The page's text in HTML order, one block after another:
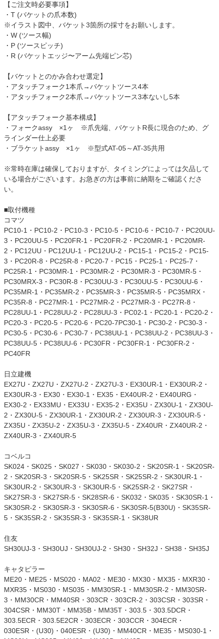
【ご注文時必要事項】
・T (バケットの爪本数)
※イラスト図中、バケット3箇所の採寸をお願いします。
・W (ツース幅)
・P (ツースピッチ)
・R (バケットエッジ〜アーム先端ピン芯)
【バケットとのかみ合わせ選定】
・アタッチフォーク1本爪→バケットツース4本
・アタッチフォーク2本爪→バケットツース3本ないし5本
【アタッチフォーク基本構成】
・フォークassy ×1ヶ ※爪先端、バケットR長に現合のため、グ
ラインダー仕上必要
・ブラケットassy ×1ヶ ※型式AT-05～AT-35共用
※常時在庫は確保しておりますが、タイミングによっては欠品して
いる場合がございます。お急ぎの方は事前に納期をご確認くださ
い。
■取付機種
コマツ
PC10-1・PC10-2・PC10-3・PC10-5・PC10-6・PC10-7・PC20UU-
3・PC20UU-5・PC20FR-1・PC20FR-2・PC20MR-1・PC20MR-
2・PC12UU・PC12UU-1・PC12UU-2・PC15-1・PC15-2・PC15-
3・PC20R-8・PC25R-8・PC20-7・PC15・PC25-1・PC25-7・
PC25R-1・PC30MR-1・PC30MR-2・PC30MR-3・PC30MR-5・
PC30MRX-3・PC30R-8・PC30UU-3・PC30UU-5・PC30UU-6・
PC35MR-1・PC35MR-2・PC35MR-3・PC35MR-5・PC35MRX・
PC35R-8・PC27MR-1・PC27MR-2・PC27MR-3・PC27R-8・
PC28UU-1・PC28UU-2・PC28UU-3・PC02-1・PC20-1・PC20-2・
PC20-3・PC20-5・PC20-6・PC20-7PC30-1・PC30-2・PC30-3・
PC30-5・PC30-6・PC30-7・PC38UU-1・PC38UU-2・PC38UU-3・
PC38UU-5・PC38UU-6・PC30FR・PC30FR-1・PC30FR-2・
PC40FR
日立建機
EX27U・ZX27U・ZX27U-2・ZX27U-3・EX30UR-1・EX30UR-2・
EX30UR-3・EX30・EX30-1・EX35・EX40UR-2・EX40URG・
EX30-2・EX33MU・EX33U・EX35-2・EX35U・ZX30U-1・ZX30U-
2・ZX30U-5・ZX30UR-1・ZX30UR-2・ZX30UR-3・ZX30UR-5・
ZX35U・ZX35U-2・ZX35U-3・ZX35U-5・ZX40UR・ZX40UR-2・
ZX40UR-3・ZX40UR-5
コベルコ
SK024・SK025・SK027・SK030・SK030-2・SK20SR-1・SK20SR-
2・SK20SR-3・SK20SR-5・SK25SR・SK25SR-2・SK30UR-1・
SK30UR-2・SK30UR-3・SK30UR-5・SK25SR-2・SK27SR・
SK27SR-3・SK27SR-5・SK28SR-6・SK032・SK035・SK30SR-1・
SK30SR-2・SK30SR-3・SK30SR-6・SK30SR-5(B30U)・SK35SR-
5・SK35SR-2・SK35SR-3・SK35SR-1・SK38UR
住友
SH30UJ-3・SH30UJ・SH30UJ-2・SH30・SH32J・SH38・SH35J
キャタピラー
ME20・ME25・MS020・MA02・ME30・MX30・MX35・MXR30・
MXR35・MS030・MS035・MM30SR-1・MM30SR-2・MM30SR-
3・MM30CR・MM40SR・303CR・303CR-2・303CSR・303SR・
304CSR・MM30T・MM35B・MM35T・303.5・303.5DCR・
303.5ECR・303.5E2CR・303ECR・303CCR・304ECR・
030ESR・(U30)・040ESR・(U30)・MM40CR・ME35・MS030-1・